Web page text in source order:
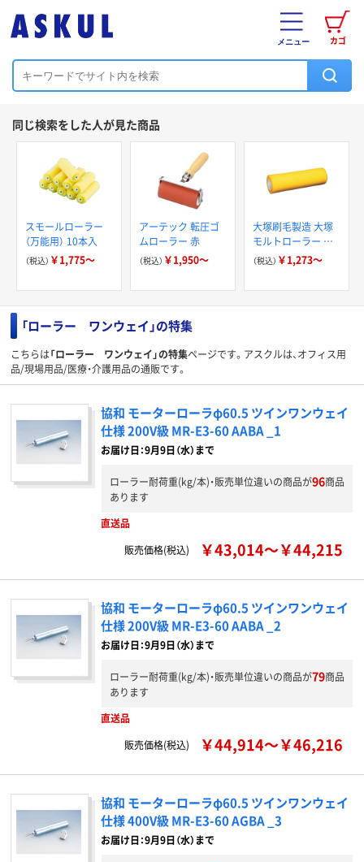
カゴ
メニュー
同じ検索をした人が見た商品
スモールローラー
（万能用） 10本入
（税込） ￥1,775～
アーテック 転圧ゴ
ムローラー 赤
（税込） ￥1,950～
大塚刷毛製造 大塚
モルトローラー 替
筒
（税込） ￥1,273～
「ローラー ワンウェイ」の特集
こちらは「ローラー ワンウェイ」の特集ページです。アスクルは、オフィス用
品/現場用品/医療・介護用品の通販です。
協和 モーターローラφ60.5 ツインワンウェイ
仕様 200V級 MR-E3-60 AABA _1
お届け日：9月9日（水）まで
ローラー耐荷重(kg/本)・販売単位違いの商品が96商品
あります
直送品
販売価格(税込)
￥43,014～￥44,215
協和 モーターローラφ60.5 ツインワンウェイ
仕様 200V級 MR-E3-60 AABA _2
お届け日：9月9日（水）まで
ローラー耐荷重(kg/本)・販売単位違いの商品が79商品
あります
直送品
販売価格(税込)
￥44,914～￥46,216
協和 モーターローラφ60.5 ツインワンウェイ
仕様 400V級 MR-E3-60 AGBA _3
お届け日：9月9日（水）まで